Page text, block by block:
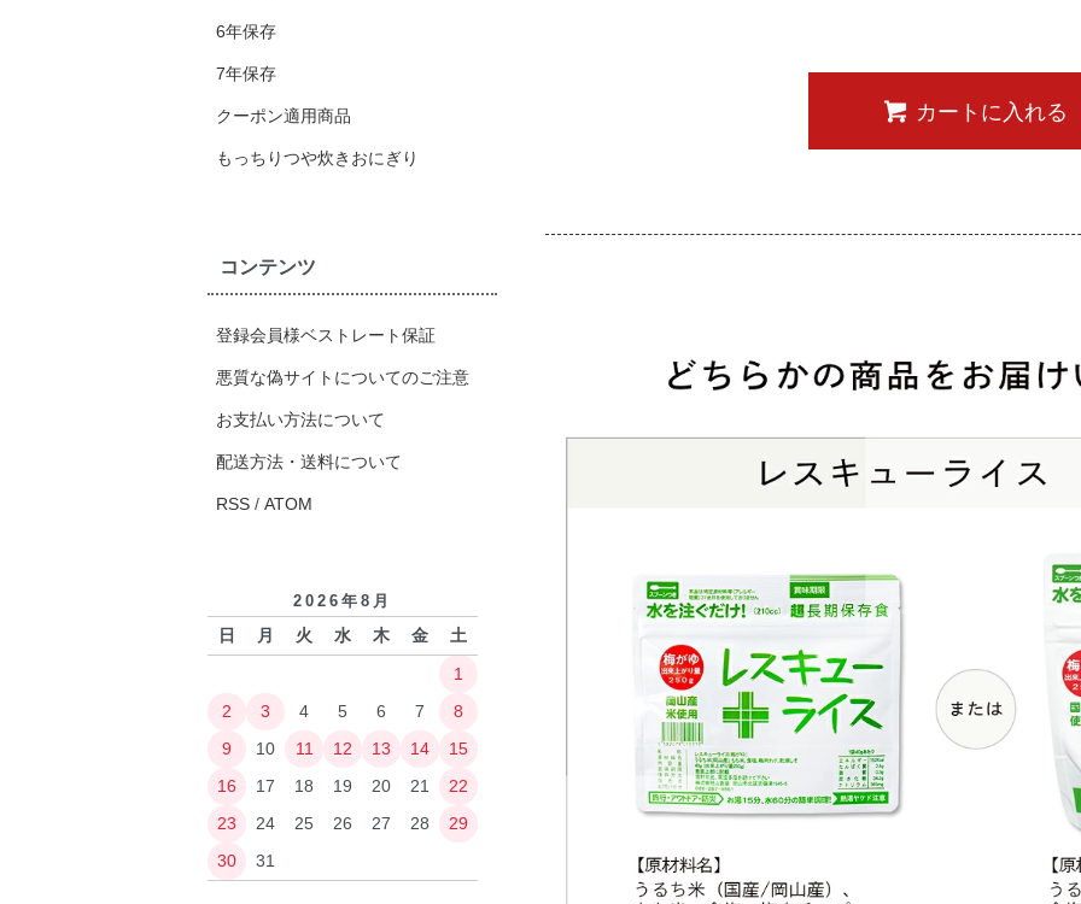
カートに入れる
6年保存
7年保存
クーポン適用商品
もっちりつや炊きおにぎり
コンテンツ
登録会員様ベストレート保証
悪質な偽サイトについてのご注意
お支払い方法について
配送方法・送料について
RSS / ATOM
2026年8月
日 月 火 水 木 金
土
1
2
3 4 5 6 7
8
9
10 11 12 13 14
15
16
17 18 19 20 21
22
23
24 25 26 27 28
29
30
31